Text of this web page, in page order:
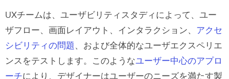
UXチームは、ユーザビリティスタディによって、ユー
ザフロー、画面レイアウト、インタラクション、 アクセ
シビリティの問題 、および全体的なユーザエクスペリエ
ンスをテストします。このようなユーザー中心のアプロ
ーチにより、デザイナーはユーザーのニーズを満たす製